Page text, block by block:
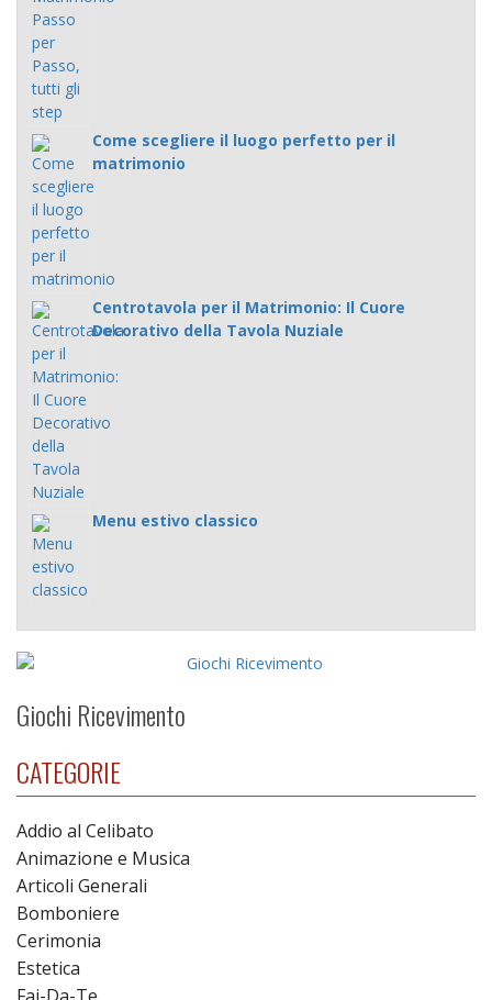
Come scegliere il luogo perfetto per il
matrimonio
Centrotavola per il Matrimonio: Il Cuore
Decorativo della Tavola Nuziale
Menu estivo classico
Giochi Ricevimento
CATEGORIE
Addio al Celibato
Animazione e Musica
Articoli Generali
Bomboniere
Cerimonia
Estetica
Fai-Da-Te